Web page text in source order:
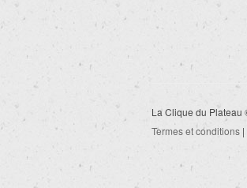
La Clique du Plateau
Termes et conditions |